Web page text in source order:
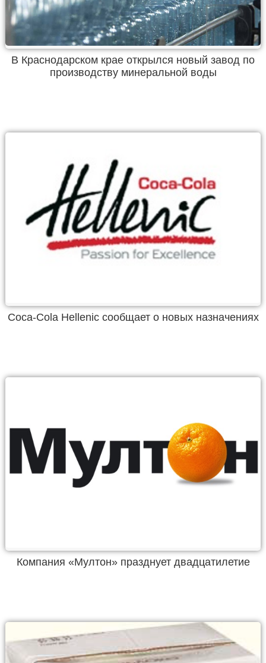
В Краснодарском крае открылся новый завод по
производству минеральной воды
Coca-Cola Hellenic сообщает о новых назначениях
Компания «Мултон» празднует двадцатилетие